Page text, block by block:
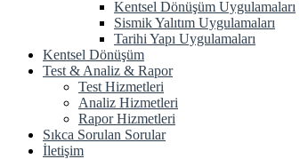
Kentsel Dönüşüm Uygulamaları
Sismik Yalıtım Uygulamaları
Tarihi Yapı Uygulamaları
Kentsel Dönüşüm
Test & Analiz & Rapor
Test Hizmetleri
Analiz Hizmetleri
Rapor Hizmetleri
Sıkca Sorulan Sorular
İletişim